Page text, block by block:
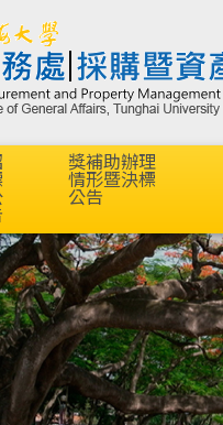
獎補助辦理
情形暨決標
公告